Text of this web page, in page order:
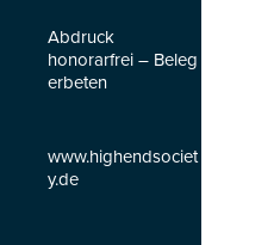
Abdruck
honorarfrei – Beleg
erbeten
www.highendsociet
y.de